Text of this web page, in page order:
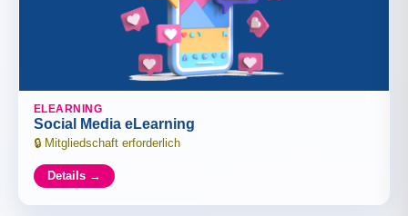
ELEARNING
Social Media eLearning
Mitgliedschaft erforderlich
Details →